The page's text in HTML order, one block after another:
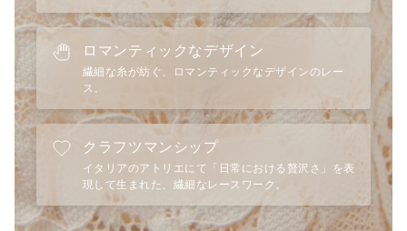
ロマンティックなデザイン
繊細な糸が紡ぐ、ロマンティックなデザインのレー
ス。
クラフツマンシップ
イタリアのアトリエにて「日常における贅沢さ」を表
現して生まれた、繊細なレースワーク。